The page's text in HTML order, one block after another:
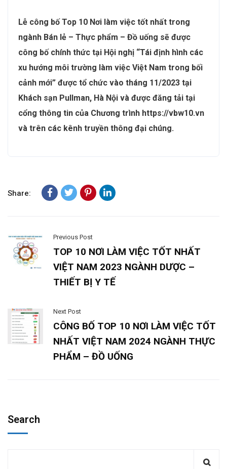
Lễ công bố Top 10 Nơi làm việc tốt nhất trong
ngành Bán lẻ – Thực phẩm – Đồ uống sẽ được
công bố chính thức tại Hội nghị “Tái định hình các
xu hướng môi trường làm việc Việt Nam trong bối
cảnh mới” được tổ chức vào tháng 11/2023 tại
Khách sạn Pullman, Hà Nội và được đăng tải tại
cổng thông tin của Chương trình https://vbw10.vn
và trên các kênh truyền thông đại chúng.
Share:
Previous Post
TOP 10 NƠI LÀM VIỆC TỐT NHẤT
VIỆT NAM 2023 NGÀNH DƯỢC –
THIẾT BỊ Y TẾ
Next Post
CÔNG BỐ TOP 10 NƠI LÀM VIỆC TỐT
NHẤT VIỆT NAM 2024 NGÀNH THỰC
PHẨM – ĐỒ UỐNG
Search